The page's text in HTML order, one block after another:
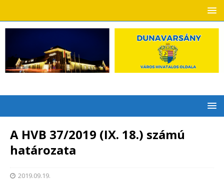
A HVB 37/2019 (IX. 18.) számú
határozata
2019.09.19.